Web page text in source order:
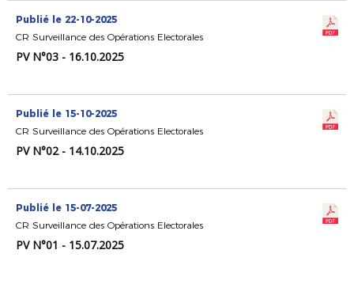
Publié le 22-10-2025
CR Surveillance des Opérations Electorales
PV N°03 - 16.10.2025
Publié le 15-10-2025
CR Surveillance des Opérations Electorales
PV N°02 - 14.10.2025
Publié le 15-07-2025
CR Surveillance des Opérations Electorales
PV N°01 - 15.07.2025